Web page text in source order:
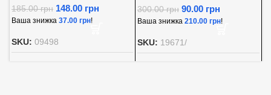
185.00грн 148.00 грн
Ваша знижка 37.00 грн!
SKU: 09498
300.00грн 90.00 грн
Ваша знижка 210.00 грн!
SKU: 19671/